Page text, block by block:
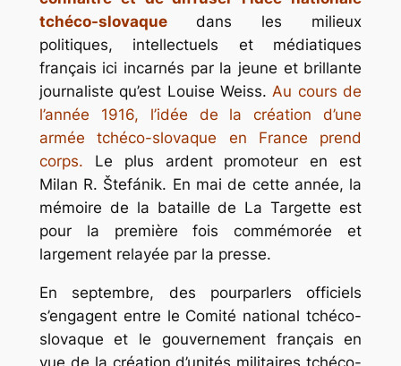
tchéco-slovaque dans les milieux
politiques, intellectuels et médiatiques
français ici incarnés par la jeune et brillante
journaliste qu’est Louise Weiss. Au cours de
l’année 1916, l’idée de la création d’une
armée tchéco-slovaque en France prend
corps. Le plus ardent promoteur en est
Milan R. Štefánik. En mai de cette année, la
mémoire de la bataille de La Targette est
pour la première fois commémorée et
largement relayée par la presse.
En septembre, des pourparlers officiels
s’engagent entre le Comité national tchéco-
slovaque et le gouvernement français en
vue de la création d’unités militaires tchéco-